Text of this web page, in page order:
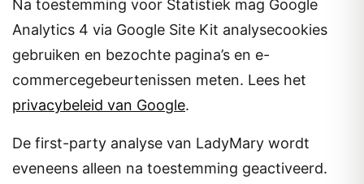
Na toestemming voor Statistiek mag Google
Analytics 4 via Google Site Kit analysecookies
gebruiken en bezochte pagina’s en e-
commercegebeurtenissen meten. Lees het
privacybeleid van Google.
De first-party analyse van LadyMary wordt
eveneens alleen na toestemming geactiveerd.